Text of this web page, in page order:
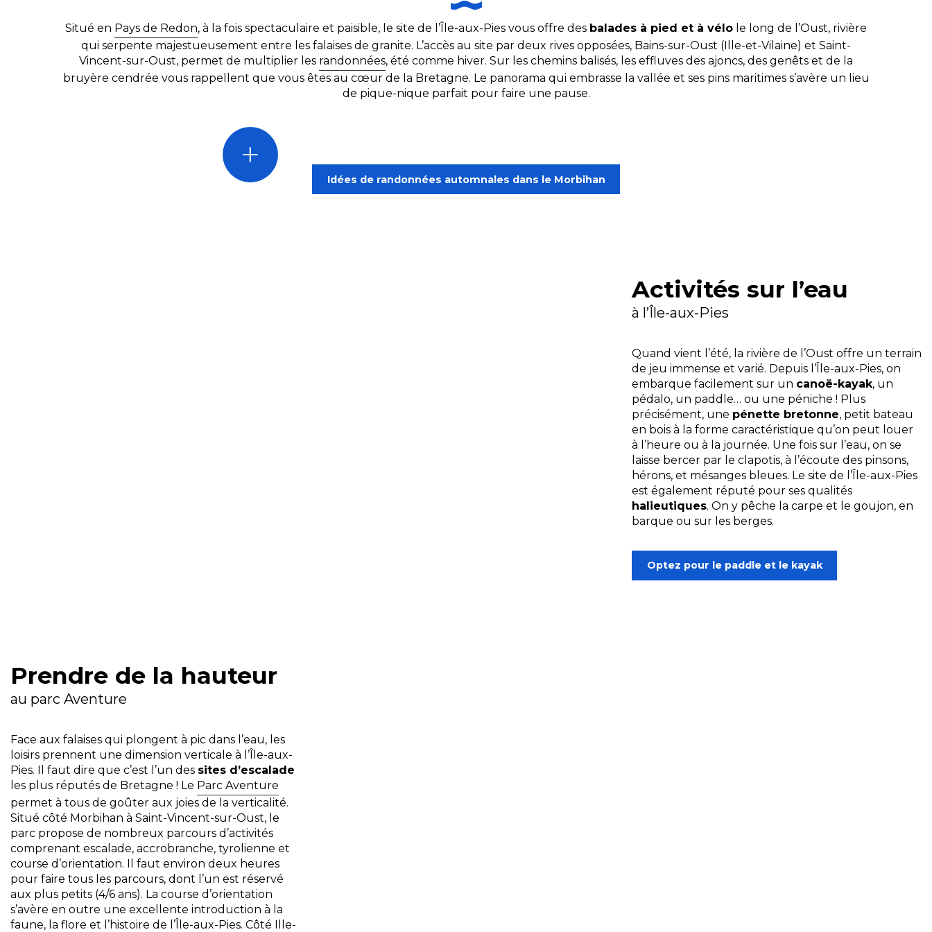
Situé en Pays de Redon, à la fois spectaculaire et paisible, le site de l’Île-aux-Pies vous offre des balades à pied et à vélo le long de l’Oust, rivière
qui serpente majestueusement entre les falaises de granite. L’accès au site par deux rives opposées, Bains-sur-Oust (Ille-et-Vilaine) et Saint-
Vincent-sur-Oust, permet de multiplier les randonnées, été comme hiver. Sur les chemins balisés, les effluves des ajoncs, des genêts et de la
bruyère cendrée vous rappellent que vous êtes au cœur de la Bretagne. Le panorama qui embrasse la vallée et ses pins maritimes s’avère un lieu
de pique-nique parfait pour faire une pause.
Idées de randonnées automnales dans le Morbihan
Activités sur l’eau
à l’Île-aux-Pies
Quand vient l’été, la rivière de l’Oust offre un terrain
de jeu immense et varié. Depuis l’Île-aux-Pies, on
embarque facilement sur un canoë-kayak, un
pédalo, un paddle… ou une péniche ! Plus
précisément, une pénette bretonne, petit bateau
en bois à la forme caractéristique qu’on peut louer
à l’heure ou à la journée. Une fois sur l’eau, on se
laisse bercer par le clapotis, à l’écoute des pinsons,
hérons, et mésanges bleues. Le site de l’Île-aux-Pies
est également réputé pour ses qualités
halieutiques. On y pêche la carpe et le goujon, en
barque ou sur les berges.
Optez pour le paddle et le kayak
Prendre de la hauteur
au parc Aventure
Face aux falaises qui plongent à pic dans l’eau, les
loisirs prennent une dimension verticale à l’Île-aux-
Pies. Il faut dire que c’est l’un des sites d’escalade
les plus réputés de Bretagne ! Le Parc Aventure
permet à tous de goûter aux joies de la verticalité.
Situé côté Morbihan à Saint-Vincent-sur-Oust, le
parc propose de nombreux parcours d’activités
comprenant escalade, accrobranche, tyrolienne et
course d’orientation. Il faut environ deux heures
pour faire tous les parcours, dont l’un est réservé
aux plus petits (4/6 ans). La course d’orientation
s’avère en outre une excellente introduction à la
faune, la flore et l’histoire de l’Île-aux-Pies. Côté Ille-